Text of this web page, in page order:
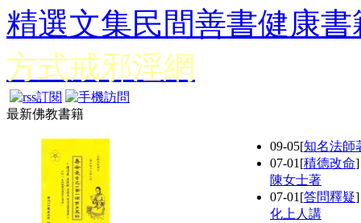
精選文集民間善書健康書
方式戒邪淫網
最新佛教書籍
09-05[知名法師
07-01 [積德改命
陳女士著
07-01 [答問釋疑
化上人講